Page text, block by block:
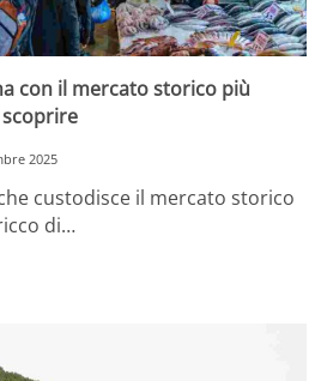
con il mercato storico più
2025
custodisce il mercato storico
di…